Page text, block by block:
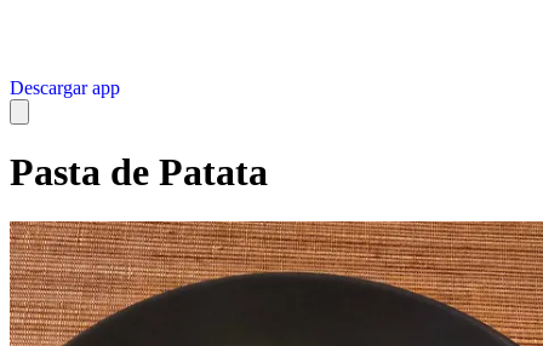
Descargar app
Pasta de Patata